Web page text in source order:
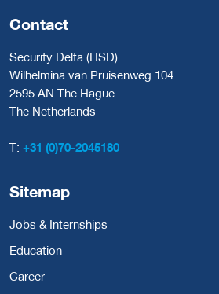
Contact
Security Delta (HSD)
Wilhelmina van Pruisenweg 104
2595 AN The Hague
The Netherlands
T: +31 (0)70-2045180
Sitemap
Jobs & Internships
Education
Career